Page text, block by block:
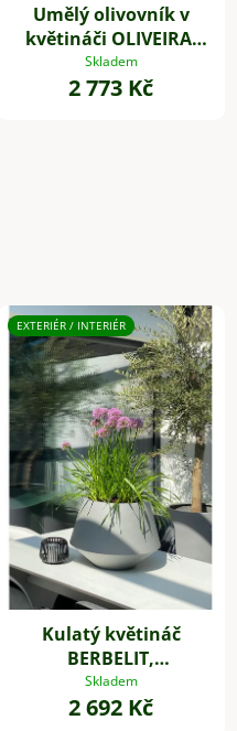
Umělý olivovník v
květináči OLIVEIRA,
plast, výška 60 cm
Skladem
2 773 Kč
EXTERIÉR / INTERIÉR
Kulatý květináč
BERBELIT,
sklolaminát, výška 30
cm, šedý
Skladem
2 692 Kč